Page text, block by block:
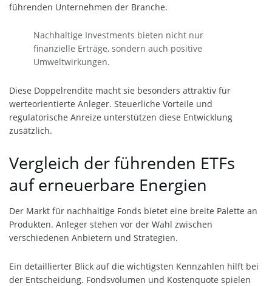
führenden Unternehmen der Branche.
Nachhaltige Investments bieten nicht nur
finanzielle Erträge, sondern auch positive
Umweltwirkungen.
Diese Doppelrendite macht sie besonders attraktiv für
werteorientierte Anleger. Steuerliche Vorteile und
regulatorische Anreize unterstützen diese Entwicklung
zusätzlich.
Vergleich der führenden ETFs
auf erneuerbare Energien
Der Markt für nachhaltige Fonds bietet eine breite Palette an
Produkten. Anleger stehen vor der Wahl zwischen
verschiedenen Anbietern und Strategien.
Ein detaillierter Blick auf die wichtigsten Kennzahlen hilft bei
der Entscheidung. Fondsvolumen und Kostenquote spielen